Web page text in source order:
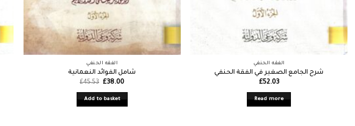
الفقه الحنفي
شامل الفوائد النعمانية
£45.53 Original
was:
£38.00Current
Add to basket
الفقه الحنفي
شرح الجامع الصغير في الفقة الحنفي
£52.03
Read more